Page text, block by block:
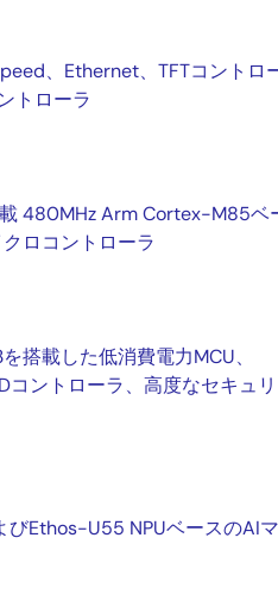
、Ethernet、TFTコントロ
トローラ
480MHz Arm Cortex-M85ベ
ロコントローラ
搭載した低消費電力MCU、
コントローラ、高度なセキュ
Ethos-U55 NPUベースのAI